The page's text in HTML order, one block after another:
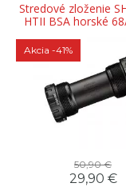
Stredové zloženie
HTII BSA horské
Akcia -41%
50,90 €
29,90 €